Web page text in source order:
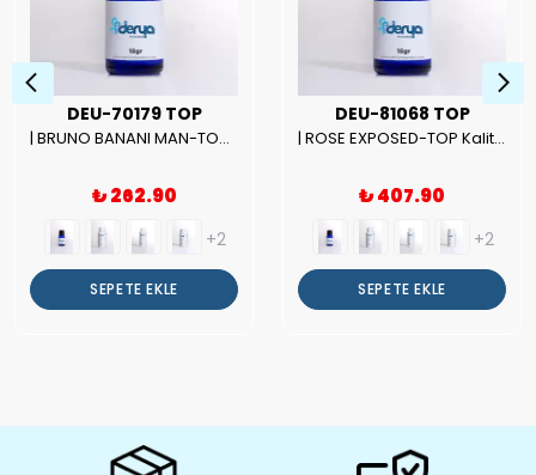
DEU-70179 TOP
| BRUNO BANANI MAN-TOP Kalite Erkek Parfüm Esansı.|
₺ 262.90
+2
SEPETE EKLE
DEU-81068 TOP
| ROSE EXPOSED-TOP Kalite Unısex Parfüm Esansı.|
₺ 407.90
+2
SEPETE EKLE